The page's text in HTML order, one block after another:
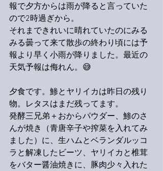
報で夕方からは雨が降ると言っていた
ので2時過ぎから。
それまできれいに晴れていたのにみる
みる曇って来て散歩の終わり頃には予
報より早く小雨が降りました。最近の
天気予報は侮れん。😅
夕食です。鯵とヤリイカは昨日の残り
物。レタスはまだ残ってます。
発酵三兄弟＋おからパウダー、鯵のさ
んが焼き（青唐辛子や搾菜を入れてみ
ました）に、生ハムとベランダルッコ
ラと解凍したビーツ、ヤリイカと椎茸
をバター醤油焼きに、豚肉少々入れた